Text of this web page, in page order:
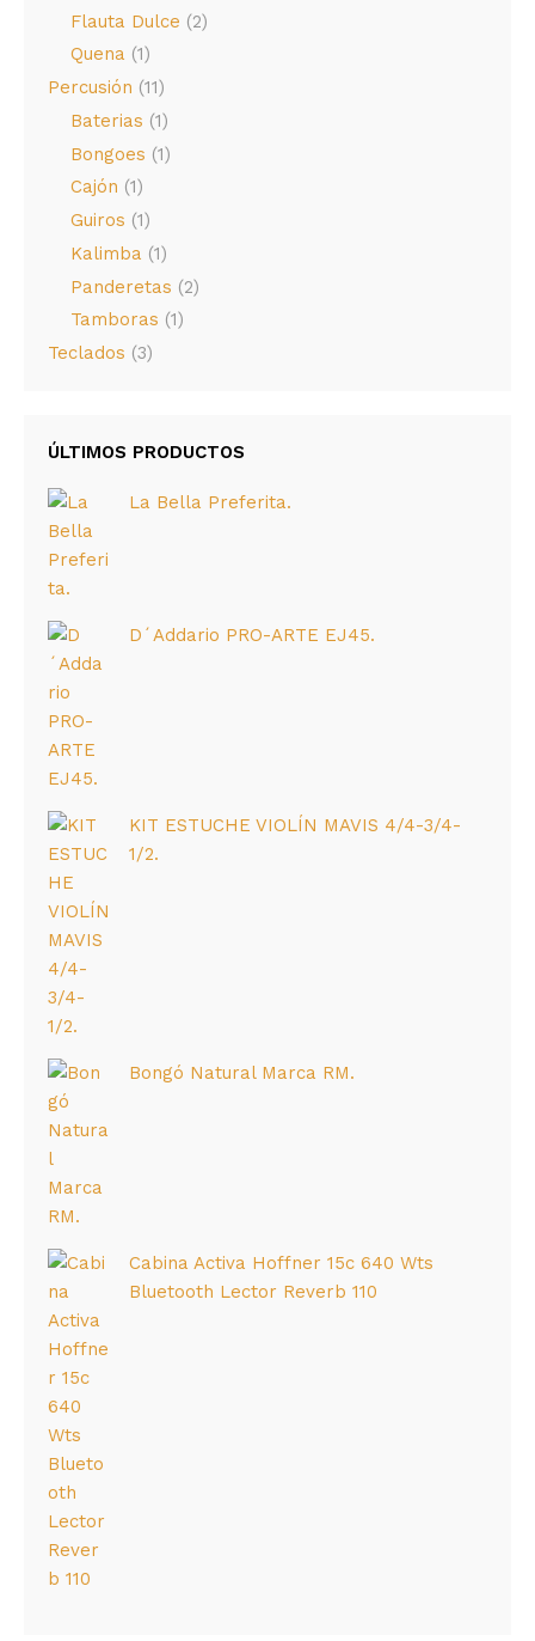
Flauta Dulce (2)
Quena (1)
Percusión (11)
Baterias (1)
Bongoes (1)
Cajón (1)
Guiros (1)
Kalimba (1)
Panderetas (2)
Tamboras (1)
Teclados (3)
ÚLTIMOS PRODUCTOS
La Bella Preferita.
D´Addario PRO-ARTE EJ45.
KIT ESTUCHE VIOLÍN MAVIS 4/4-3/4-
1/2.
Bongó Natural Marca RM.
Cabina Activa Hoffner 15c 640 Wts
Bluetooth Lector Reverb 110